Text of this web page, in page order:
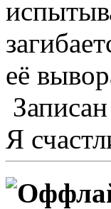
её
Записан
Я